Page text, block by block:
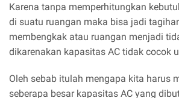
Karena tanpa memperhitungkan
di suatu ruangan maka bisa jadi
membengkak atau ruangan menjadi
dikarenakan kapasitas AC tidak cocok
Oleh sebab itulah mengapa kita harus
seberapa besar kapasitas AC yang